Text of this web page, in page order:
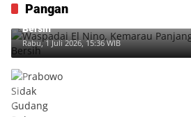
Pangan
Waspadai El Nino, Kemarau Panjang
Bersih
Rabu, 1 Juli 2026, 15:36 WIB